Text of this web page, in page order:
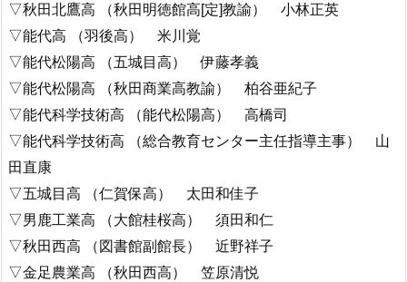
▽秋田北鷹高 （秋田明徳館高[定]教諭） 小林正英
▽能代高 （羽後高） 米川覚
▽能代松陽高 （五城目高） 伊藤孝義
▽能代松陽高 （秋田商業高教諭） 柏谷亜紀子
▽能代科学技術高 （能代松陽高） 高橋司
▽能代科学技術高 （総合教育センター主任指導主事） 山
田直康
▽五城目高 （仁賀保高） 太田和佳子
▽男鹿工業高 （大館桂桜高） 須田和仁
▽秋田西高 （図書館副館長） 近野祥子
▽金足農業高 （秋田西高） 笠原清悦